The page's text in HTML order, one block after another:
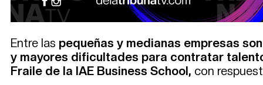
Entre las pequeñas y medianas empresas
y mayores dificultades para contratar
Fraile de la IAE Business School, con